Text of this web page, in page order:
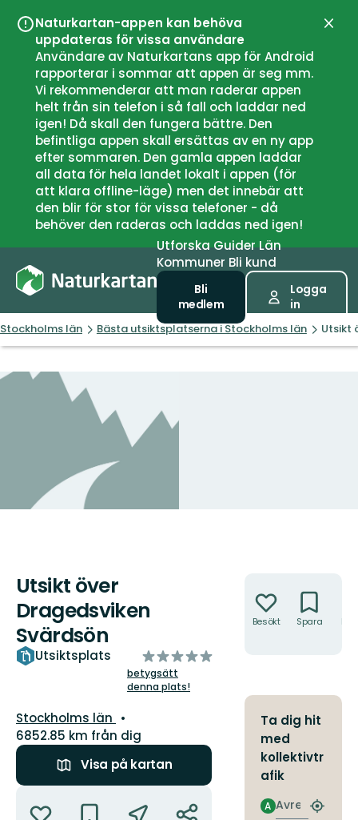
Naturkartan-appen kan behöva
uppdateras för vissa användare
Användare av Naturkartans app för Android
rapporterar i sommar att appen är seg mm.
Vi rekommenderar att man raderar appen
helt från sin telefon i så fall och laddar ned
igen! Då skall den fungera bättre. Den
befintliga appen skall ersättas av en ny app
efter sommaren. Den gamla appen laddar
all data för hela landet lokalt i appen (för
att klara offline-läge) men det innebär att
den blir för stor för vissa telefoner - då
behöver den raderas och laddas ned igen!
UtforskaGuiderLän
Kommuner Bli kund
Bli
medlem
Logga
in
Stockholms län Bästa utsiktsplatserna i Stockholms län Utsikt
Utsikt över
Dragedsviken
Svärdsön
Utsiktsplats
av
5
stjärnor
betygsätt
denna plats!
Län:
Stockholms län
6852.85 km från dig
Visa på kartan
Besökt Spara
Ta dig hit
med
kollektivtr
afik
Avresa
A
Hitta